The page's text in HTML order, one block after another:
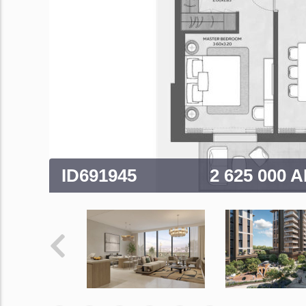
ID691945 2 625 000